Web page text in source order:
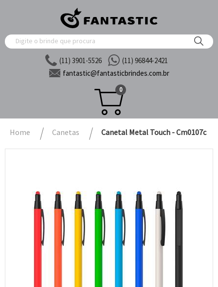
(11) 3901-5526
(11) 96844-2421
fantastic@fantasticbrindes.com.br
0
Home Canetas Canetal Metal Touch - Cm0107c